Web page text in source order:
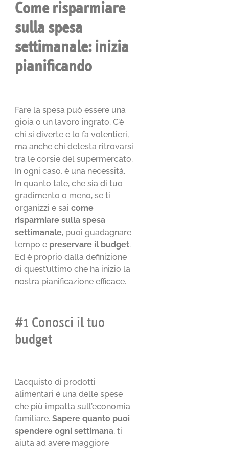
Come risparmiare
sulla spesa
settimanale: inizia
pianificando
Fare la spesa può essere una
gioia o un lavoro ingrato. C’è
chi si diverte e lo fa volentieri,
ma anche chi detesta ritrovarsi
tra le corsie del supermercato.
In ogni caso, è una necessità.
In quanto tale, che sia di tuo
gradimento o meno, se ti
organizzi e saicome
risparmiare sulla spesa
settimanale, puoi guadagnare
tempo e preservare il budget.
Ed è proprio dalla definizione
di quest’ultimo che ha inizio la
nostra pianificazione efficace.
#1 Conosci il tuo
budget
L’acquisto di prodotti
alimentari è una delle spese
che più impatta sull’economia
familiare.Sapere quanto puoi
spendere ogni settimana, ti
aiuta ad avere maggiore